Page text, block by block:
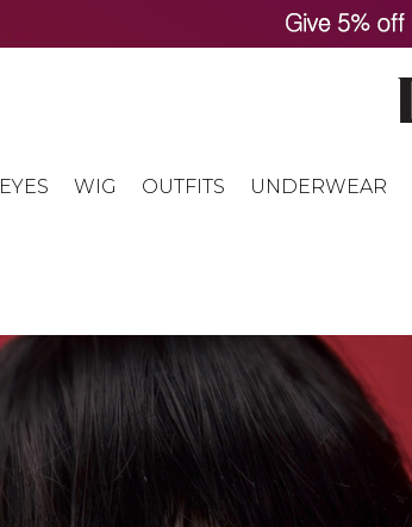
EYES WIG OUTFITS UNDERWEAR